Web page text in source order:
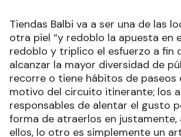
Tiendas Balbi va a ser una de las
otra piel “y redoblo la apuesta en
redoblo y triplico el esfuerzo a fin
alcanzar la mayor diversidad de
recorre o tiene hábitos de paseos
motivo del circuito itinerante; los
responsables de alentar el gusto
forma de atraerlos en justamente,
ellos, lo otro es simplemente un